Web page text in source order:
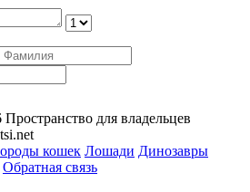
для владельцев
кошек Лошади Динозавры
Обратная связь